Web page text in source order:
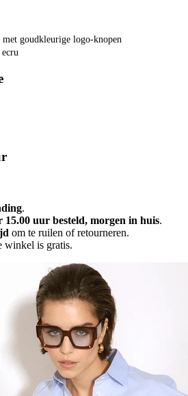
goudkleurige logo-knopen
.
15.00 uur besteld, morgen in huis.
om te ruilen of retourneren.
winkel is gratis.